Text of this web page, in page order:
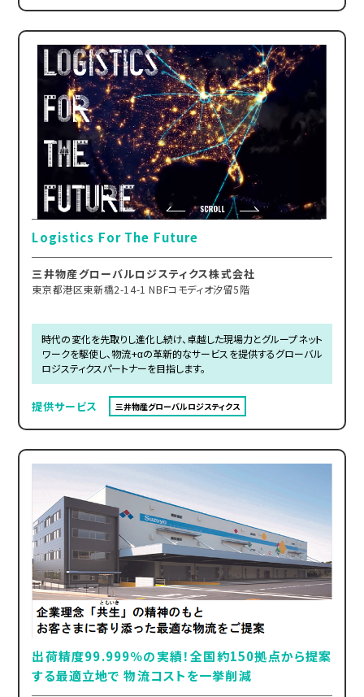
Logistics For The Future
三井物産グローバルロジスティクス株式会社
東京都港区東新橋2-14-1 NBFコモディオ汐留5階
時代の変化を先取りし進化し続け、卓越した現場力とグループネット
ワークを駆使し、物流+αの革新的なサービスを提供するグローバル
ロジスティクスパートナーを目指します。
提供サービス 三井物産グローバルロジスティクス
出荷精度99.999％の実績！全国約150拠点から提案
する最適立地で 物流コストを一挙削減